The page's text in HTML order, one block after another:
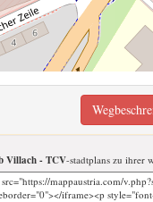
Villach - TCV-stadtplans zu ihrer